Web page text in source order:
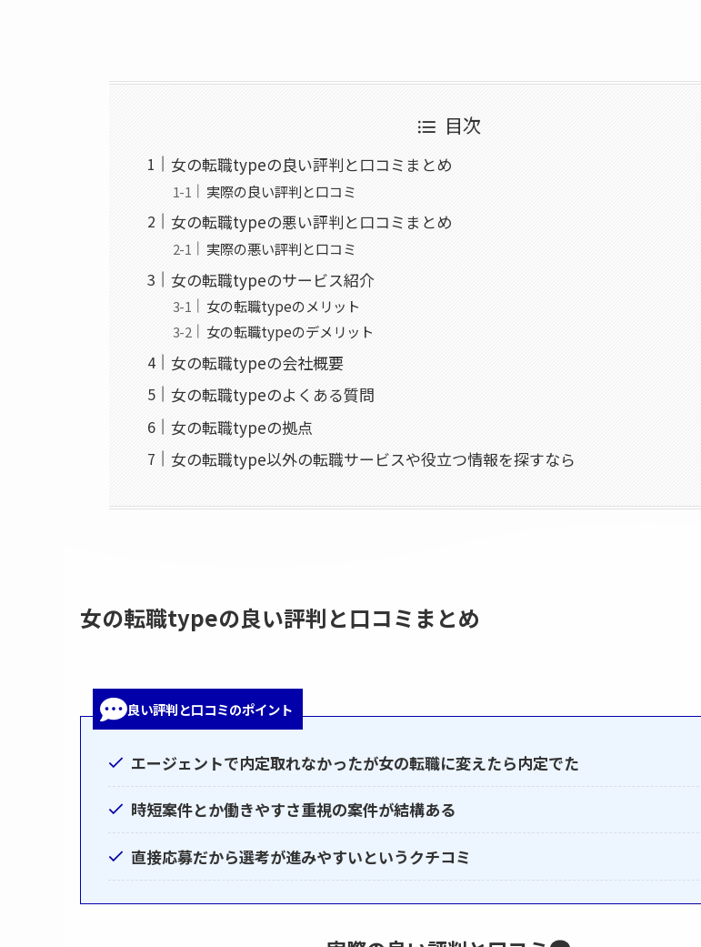
目次
女の転職typeの良い評判と口コミまとめ
実際の良い評判と口コミ
女の転職typeの悪い評判と口コミまとめ
実際の悪い評判と口コミ
女の転職typeのサービス紹介
女の転職typeのメリット
女の転職typeのデメリット
女の転職typeの会社概要
女の転職typeのよくある質問
女の転職typeの拠点
女の転職type以外の転職サービスや役立つ情報を探すなら
女の転職typeの良い評判と口コミまとめ
良い評判と口コミのポイント
エージェントで内定取れなかったが女の転職に変えたら内定でた
時短案件とか働きやすさ重視の案件が結構ある
直接応募だから選考が進みやすいというクチコミ